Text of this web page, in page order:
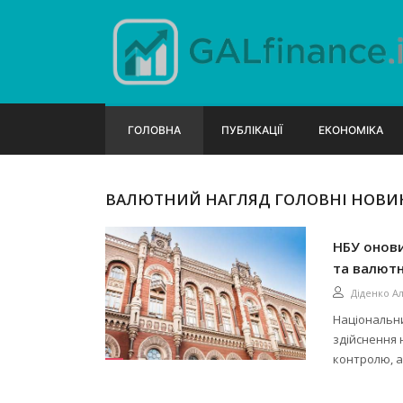
ГОЛОВНА ПУБЛІКАЦІЇ ЕКОНОМІКА
ВАЛЮТНИЙ НАГЛЯД ГОЛОВНІ
НБУ
та
Діденко
здійснення
контролю,